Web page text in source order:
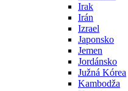
Irak
Irán
Izrael
Japonsko
Jemen
Jordánsko
Južná Kórea
Kambodža